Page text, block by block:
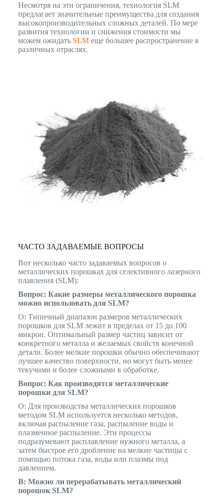
Несмотря на эти ограничения, технология SLM
предлагает значительные преимущества для создания
высокопроизводительных сложных деталей. По мере
развития технологии и снижения стоимости мы
можем ожидать SLMеще большее распространение в
различных отраслях.
ЧАСТО ЗАДАВАЕМЫЕ ВОПРОСЫ
Вот несколько часто задаваемых вопросов о
металлических порошках для селективного лазерного
плавления (SLM):
Вопрос: Какие размеры металлического порошка
можно использовать для SLM?
О: Типичный диапазон размеров металлических
порошков для SLM лежит в пределах от 15 до 100
микрон. Оптимальный размер частиц зависит от
конкретного металла и желаемых свойств конечной
детали. Более мелкие порошки обычно обеспечивают
лучшее качество поверхности, но могут быть менее
текучими и более сложными в обработке.
Вопрос: Как производятся металлические
порошки для SLM?
О: Для производства металлических порошков
методом SLM используется несколько методов,
включая распыление газа, распыление воды и
плазменное распыление. Эти процессы
подразумевают расплавление нужного металла, а
затем быстрое его дробление на мелкие частицы с
помощью потока газа, воды или плазмы под
давлением.
В: Можно ли перерабатывать металлический
порошок SLM?